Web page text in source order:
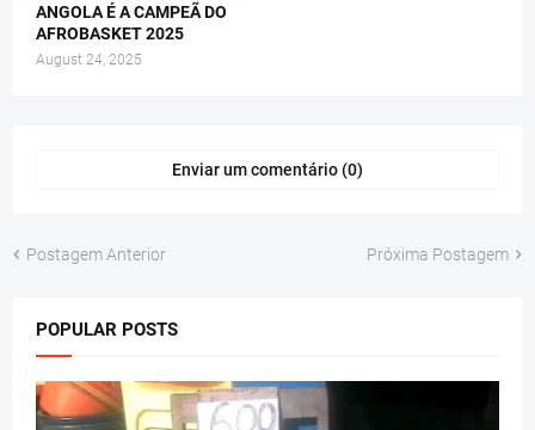
ANGOLA É A CAMPEÃ DO
AFROBASKET 2025
August 24, 2025
Enviar um comentário (0)
Postagem Anterior Próxima Postagem
POPULAR POSTS